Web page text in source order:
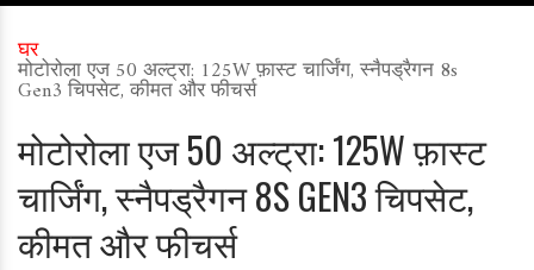
घर
मोटोरोला एज 50 अल्ट्रा: 125W फ़ास्ट चार्जिंग, स्नैपड्रैगन 8s
Gen3 चिपसेट, कीमत और फीचर्स
मोटोरोला एज 50 अल्ट्रा: 125W फ़ास्ट
चार्जिंग, स्नैपड्रैगन 8S GEN3 चिपसेट,
कीमत और फीचर्स